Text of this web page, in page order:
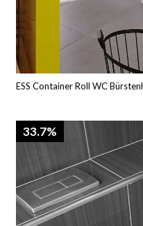
ESS Container Roll WC
33.7%